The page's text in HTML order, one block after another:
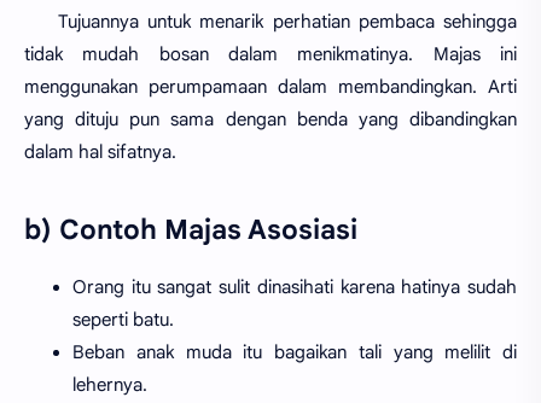
Tujuannya untuk menarik perhatian pembaca sehingga
tidak mudah bosan dalam menikmatinya. Majas ini
menggunakan perumpamaan dalam membandingkan. Arti
yang dituju pun sama dengan benda yang dibandingkan
dalam hal sifatnya.
b) Contoh Majas Asosiasi
Orang itu sangat sulit dinasihati karena hatinya sudah
seperti batu.
Beban anak muda itu bagaikan tali yang melilit di
lehernya.